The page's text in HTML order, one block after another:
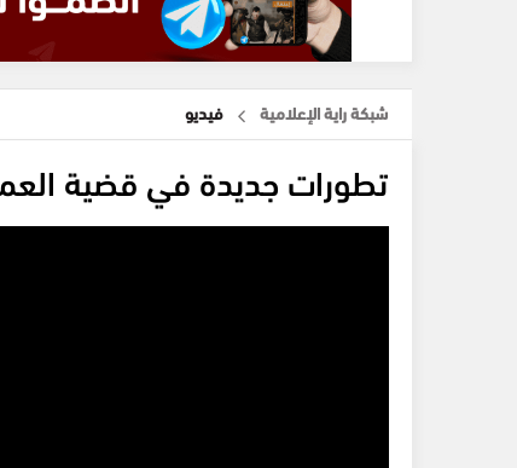
شبكة راية الإعلامية فيديو
تطورات جديدة في قضية